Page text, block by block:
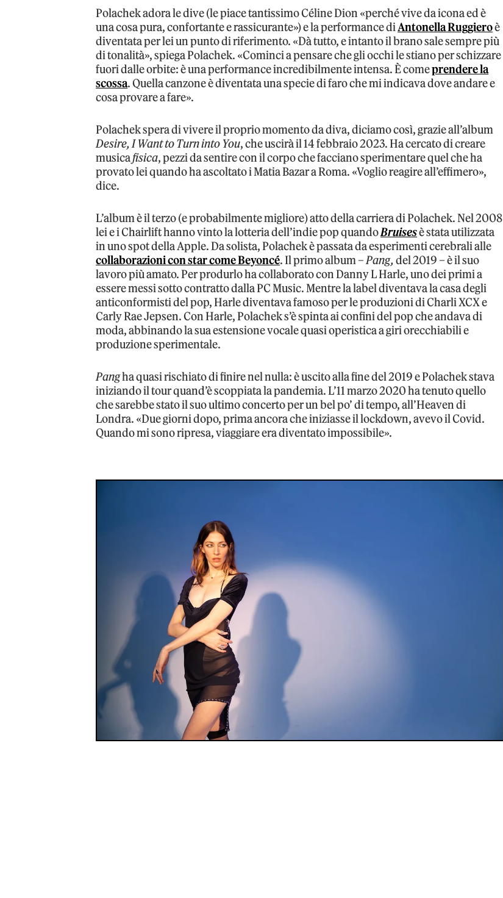
Polachek adora le dive (le piace tantissimo Céline Dion «perché vive da icona ed è
una cosa pura, confortante e rassicurante») e la performance diAntonella Ruggieroè
diventata per lei un punto di riferimento. «Dà tutto, e intanto il brano sale sempre più
di tonalità», spiega Polachek. «Cominci a pensare che gli occhi le stiano per schizzare
fuori dalle orbite: è una performance incredibilmente intensa. È comeprendere la
scossa. Quella canzone è diventata una specie di faro che mi indicava dove andare e
cosa provare a fare».
Polachek spera di vivere il proprio momento da diva, diciamo così, grazie all’album
Desire, I Want to Turn into You, che uscirà il 14 febbraio 2023. Ha cercato di creare
musicafisica, pezzi da sentire con il corpo che facciano sperimentare quel che ha
provato lei quando ha ascoltato i Matia Bazar a Roma. «Voglio reagire all’effimero»,
dice.
L’album è il terzo (e probabilmente migliore) atto della carriera di Polachek. Nel 2008
lei e i Chairlift hanno vinto la lotteria dell’indie pop quandoBruisesè stata utilizzata
in uno spot della Apple. Da solista, Polachek è passata da esperimenti cerebrali alle
collaborazioni con star come Beyoncé. Il primo album –Pang,del 2019 – è il suo
lavoro più amato. Per produrlo ha collaborato con Danny L Harle, uno dei primi a
essere messi sotto contratto dalla PC Music. Mentre la label diventava la casa degli
anticonformisti del pop, Harle diventava famoso per le produzioni di Charli XCX e
Carly Rae Jepsen. Con Harle, Polachek s’è spinta ai confini del pop che andava di
moda, abbinando la sua estensione vocale quasi operistica a giri orecchiabili e
produzione sperimentale.
Pangha quasi rischiato di finire nel nulla: è uscito alla fine del 2019 e Polachek stava
iniziando il tour quand’è scoppiata la pandemia. L’11 marzo 2020 ha tenuto quello
che sarebbe stato il suo ultimo concerto per un bel po’ di tempo, all’Heaven di
Londra. «Due giorni dopo, prima ancora che iniziasse il lockdown, avevo il Covid.
Quando mi sono ripresa, viaggiare era diventato impossibile».